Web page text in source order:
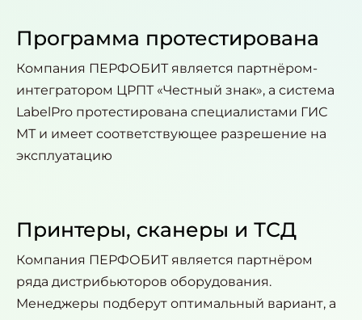
Программа протестирована
Компания ПЕРФОБИТ является партнёром-
интегратором ЦРПТ «Честный знак», а система
LabelPro протестирована специалистами ГИС
МТ и имеет соответствующее разрешение на
эксплуатацию
Принтеры, сканеры и ТСД
Компания ПЕРФОБИТ является партнёром
ряда дистрибьюторов оборудования.
Менеджеры подберут оптимальный вариант, а